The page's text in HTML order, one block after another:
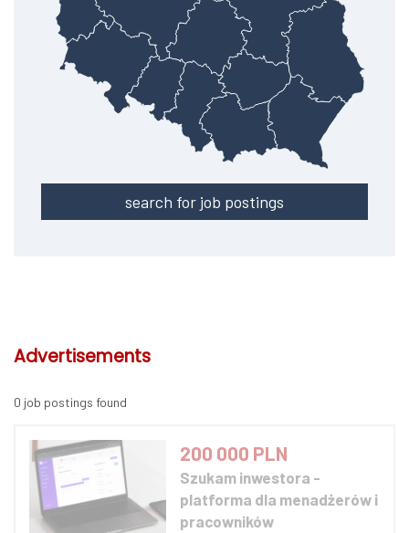
search for job postings
Advertisements
0 job postings found
200 000 PLN
Szukam inwestora -
platforma dla menadżerów i
pracowników